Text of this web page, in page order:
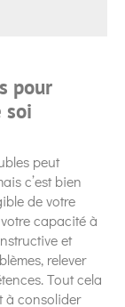
pour
soi
peut
c’est bien
de votre
capacité à
et
relever
Tout cela
à consolider